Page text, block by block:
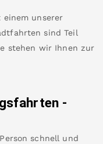
unserer
sind Teil
stehen wir Ihnen zur
-
schnell und